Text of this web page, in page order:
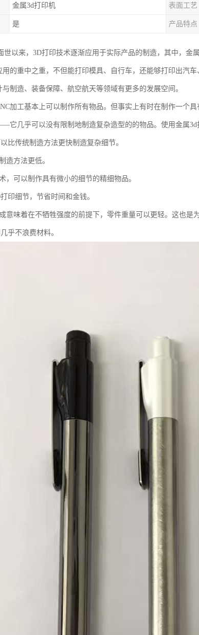
金属3d打印机 表面工艺
是 产品特点
世以来，3D打印技术逐渐应用于实际产品的制造，其中，金
用的重中之重，不但能打印模具、自行车，还能够打印出汽
制造、装备保障、航空航天等领域有更多的发展空间。
加工基本上可以制作所有物品。但事实上有时在制作一个
它几乎可以没有限制地制造复杂造型的的物品。使用金属3d
比传统制造方法更快制造复杂细节。
造方法更低。
，可以制作具有微小的细节的精细物品。
印细节，节省时间和金钱。
意味着在不牺牲强度的前提下，零件重量可以更轻。这也是
乎不浪费材料。